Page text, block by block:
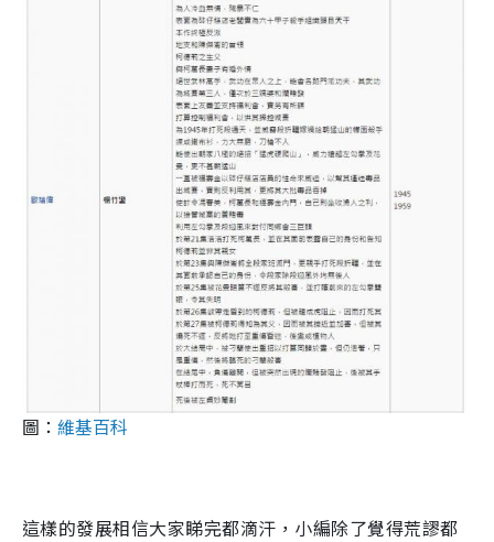
圖： 維基百科
這樣的發展相信大家睇完都滴汗，小編除了覺得荒謬都